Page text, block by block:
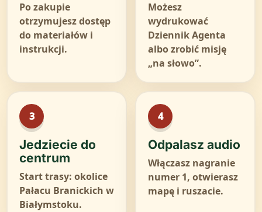
Po zakupie
otrzymujesz dostęp
do materiałów i
instrukcji.
Możesz
wydrukować
Dziennik Agenta
albo zrobić misję
„na słowo”.
Jedziecie do
centrum
Start trasy: okolice
Pałacu Branickich w
Białymstoku.
Odpalasz audio
Włączasz nagranie
numer 1, otwierasz
mapę i ruszacie.